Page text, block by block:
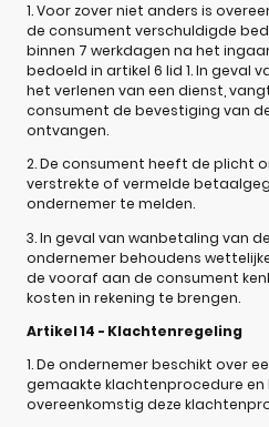
1. Voor zover niet anders is
de consument verschuldigde
binnen 7 werkdagen na het
bedoeld in artikel 6 lid 1. In geval
het verlenen van een dienst,
consument de bevestiging van
ontvangen.
2. De consument heeft de plicht
verstrekte of vermelde
ondernemer te melden.
3. In geval van wanbetaling van
ondernemer behoudens
de vooraf aan de consument
kosten in rekening te brengen.
Artikel 14 - Klachtenregeling
1. De ondernemer beschikt over
gemaakte klachtenprocedure
overeenkomstig deze